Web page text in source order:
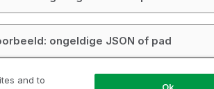
ongeldige JSON of pad
and to